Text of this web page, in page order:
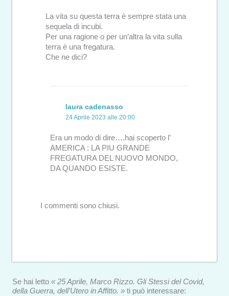
La vita su questa terra è sempre stata una
sequela di incubi.
Per una ragione o per un’altra la vita sulla
terra è una fregatura.
Che ne dici?
laura cadenasso
24 Aprile 2023 alle 20:00
Era un modo di dire….hai scoperto l’
AMERICA : LA PIU GRANDE
FREGATURA DEL NUOVO MONDO,
DA QUANDO ESISTE.
I commenti sono chiusi.
Se hai letto « 25 Aprile, Marco Rizzo. Gli Stessi del Covid,
della Guerra, dell’Utero in Affitto. » ti può interessare: